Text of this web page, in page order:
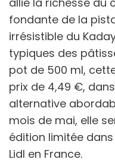
fondante de la
irrésistible du
typiques des
pot de 500 ml,
prix de 4,49 €,
alternative
mois de mai, elle
édition limitée
Lidl en France.